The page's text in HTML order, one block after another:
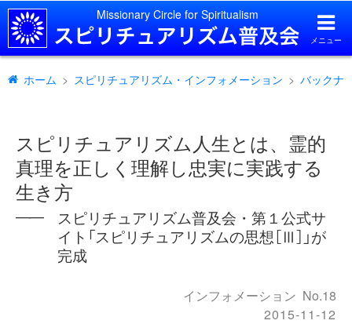
Missionary Circle for Spiritualism
メニュー
ホーム スピリチュアリズム・インフォメーション バックナ
スピリチュアリズム人生とは、霊的
真理を正しく理解し忠実に実践する
生き方
――
スピリチュアリズム普及会・第１公式サ
イト「スピリチュアリズムの思想［Ⅲ］」が
完成
インフォメーション No.18
2015-11-12